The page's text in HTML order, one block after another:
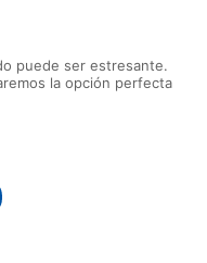
puede ser estresante.
la opción perfecta